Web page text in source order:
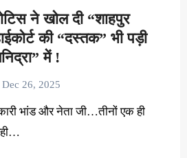
ने खोल दी “शाहपुर
की “दस्तक” भी पड़ी
में !
Dec 26, 2025